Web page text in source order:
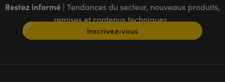
Restez informé | Tendances du secteur, nouveaux produits,
remises et contenus techniques
Inscrivez-vous